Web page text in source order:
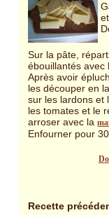
Sur la pâte,
ébouillantés avec
Après avoir
les découper en
sur les lardons et
les tomates et le
arroser avec la
Enfourner pour
Recette